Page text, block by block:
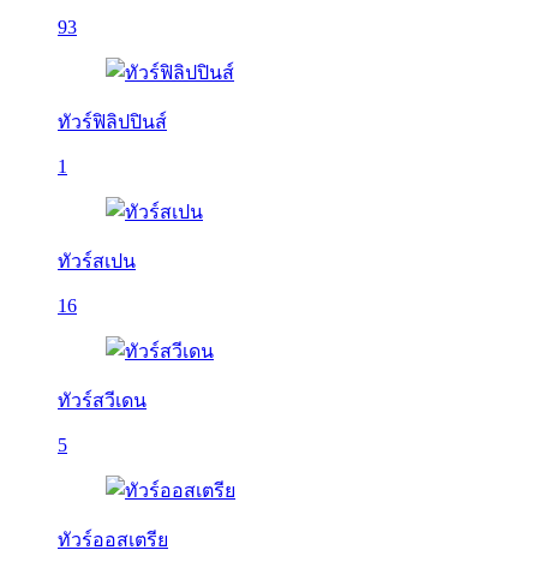
93
ทัวร์ฟิลิปปินส์
1
ทัวร์สเปน
16
ทัวร์สวีเดน
5
ทัวร์ออสเตรีย